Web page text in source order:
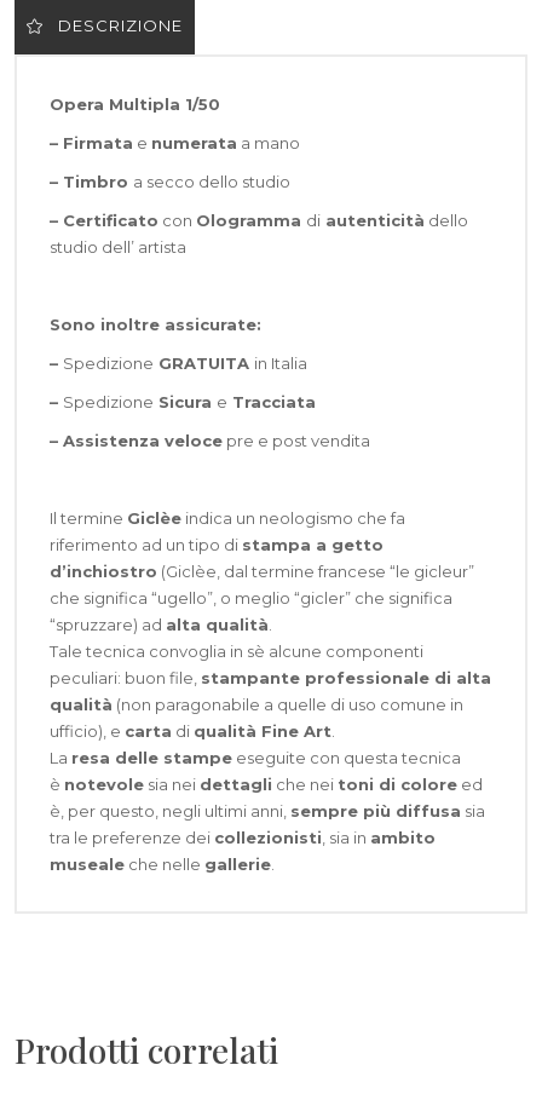
DESCRIZIONE
Opera Multipla 1/50
– Firmata e numerata a mano
– Timbro a secco dello studio
– Certificato con Ologramma diautenticità dello
studio dell’ artista
Sono inoltre assicurate:
– Spedizione GRATUITA in Italia
– Spedizione Sicura e Tracciata
– Assistenza velocepre e post vendita
Il termine Giclèeindica un neologismo che fa
riferimento ad un tipo di stampa a getto
d’inchiostro (Giclèe, dal termine francese “le gicleur”
che significa “ugello”, o meglio “gicler” che significa
“spruzzare) ad alta qualità
Tale tecnica convoglia in sè alcune componenti
peculiari: buon file, stampante professionale di alta
qualità (non paragonabile a quelle di uso comune in
ufficio), e carta di qualità Fine Art
La resa delle stampeeseguite con questa tecnica
è notevolesia nei dettagli che nei toni di coloreed
è, per questo, negli ultimi anni, sempre più diffusa sia
tra le preferenze dei collezionisti , sia in ambito
musealeche nelle gallerie.
Prodotti correlati